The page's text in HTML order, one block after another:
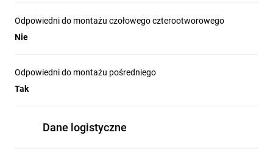
Odpowiedni do montażu czołowego czterootworowego
Nie
Odpowiedni do montażu pośredniego
Tak
Dane logistyczne